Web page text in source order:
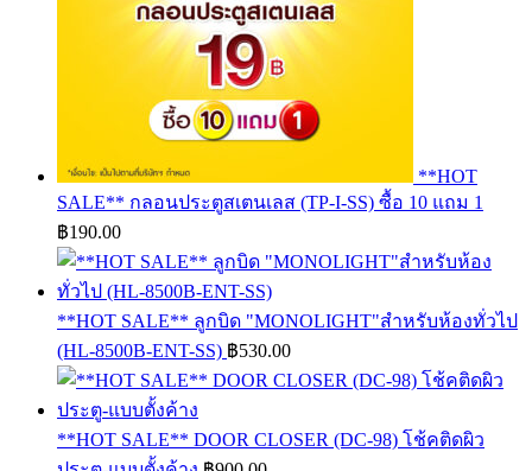
**HOT
SALE** กลอนประตูสเตนเลส (TP-I-SS) ซื้อ 10 แถม 1
฿190.00
**HOT SALE** ลูกบิด "MONOLIGHT"สำหรับห้องทั่วไป
(HL-8500B-ENT-SS) ฿530.00
**HOT SALE** DOOR CLOSER (DC-98) โช้คติดผิว